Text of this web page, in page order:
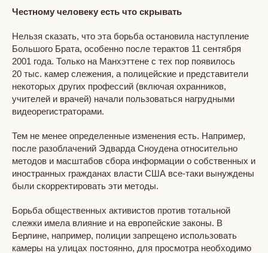
Честному человеку есть что скрывать
Нельзя сказать, что эта борьба остановила наступление
Большого Брата, особенно после терактов 11 сентября
2001 года. Только на Манхэттене с тех пор появилось
20 тыс. камер слежения, а полицейские и представители
некоторых других профессий (включая охранников,
учителей и врачей) начали пользоваться нагрудными
видеорегистраторами.
Тем не менее определенные изменения есть. Например,
после разоблачений Эдварда Сноудена относительно
методов и масштабов сбора информации о собственных и
иностранных гражданах власти США все-таки вынуждены
были скорректировать эти методы.
Борьба общественных активистов против тотальной
слежки имела влияние и на европейские законы. В
Берлине, например, полиции запрещено использовать
камеры на улицах постоянно, для просмотра необходимо